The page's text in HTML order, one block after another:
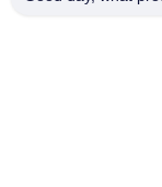
Μέρη αναστολής